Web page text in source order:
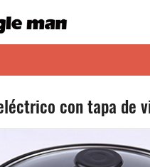
con tapa de